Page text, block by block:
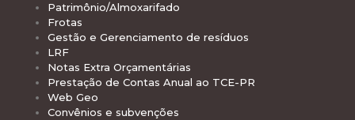
Patrimônio/Almoxarifado
Frotas
Gestão e Gerenciamento de resíduos
LRF
Notas Extra Orçamentárias
Prestação de Contas Anual ao TCE-PR
Web Geo
Convênios e subvenções